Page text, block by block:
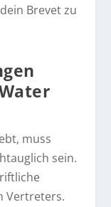
Brevet zu
muss
sein.
Vertreters.